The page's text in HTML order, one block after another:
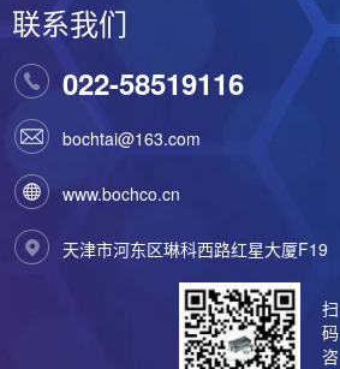
联系我们
022-58519116
bochtai@163.com
www.bochco.cn
天津市河东区琳科西路红星大厦F19
扫
码
咨